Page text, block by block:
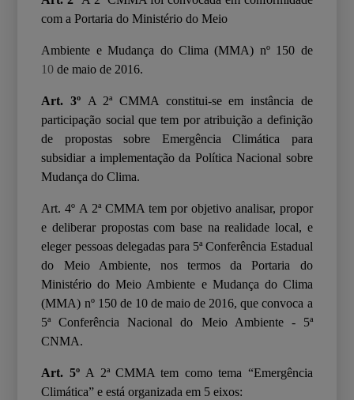
com a Portaria do Ministério do Meio
Ambiente e Mudança do Clima (MMA) nº 150 de
10 de maio de 2016.
Art. 3º A 2ªCMMA constitui-se em instância de
participação social que tem por atribuição a definição
de propostas sobre Emergência Climática para
subsidiar a implementação da Política Nacional sobre
Mudança do Clima.
Art. 4º A 2ª CMMA tem por objetivo analisar, propor
e deliberar propostas com base na realidade local, e
eleger pessoas delegadas para 5ª Conferência Estadual
do Meio Ambiente, nos termos da Portaria do
Ministério do Meio Ambiente e Mudança do Clima
(MMA) nº 150 de 10 de maio de 2016, que convoca a
5ª Conferência Nacional do Meio Ambiente - 5ª
CNMA.
Art. 5º A 2ªCMMA tem como tema “Emergência
Climática” e está organizada em 5 eixos: